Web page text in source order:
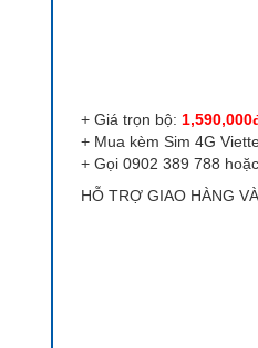
+ Giá trọn bộ:
+ Mua kèm Sim 4G
+ Gọi 0902 389 788
HỖ TRỢ GIAO HÀNG